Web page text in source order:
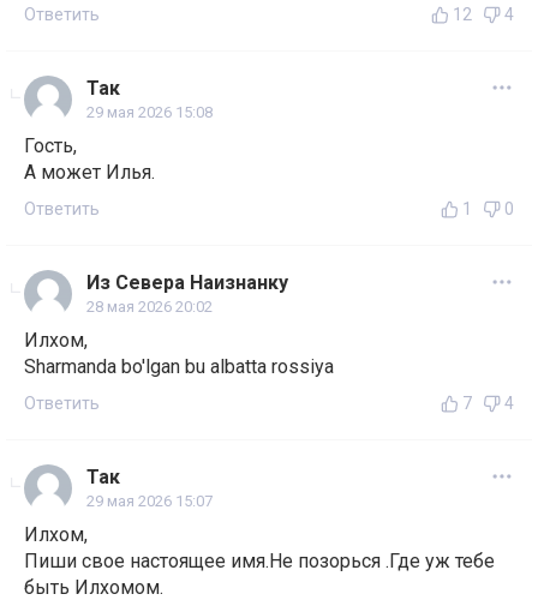
Ответить 12 4
Так
29 мая 2026 15:08
Гость,
А может Илья.
Ответить 1 0
Из Севера Наизнанку
28 мая 2026 20:02
Илхом,
Sharmanda bo'lgan bu albatta rossiya
Ответить 7 4
Так
29 мая 2026 15:07
Илхом,
Пиши свое настоящее имя.Не позорься .Где уж тебе
быть Илхомом.